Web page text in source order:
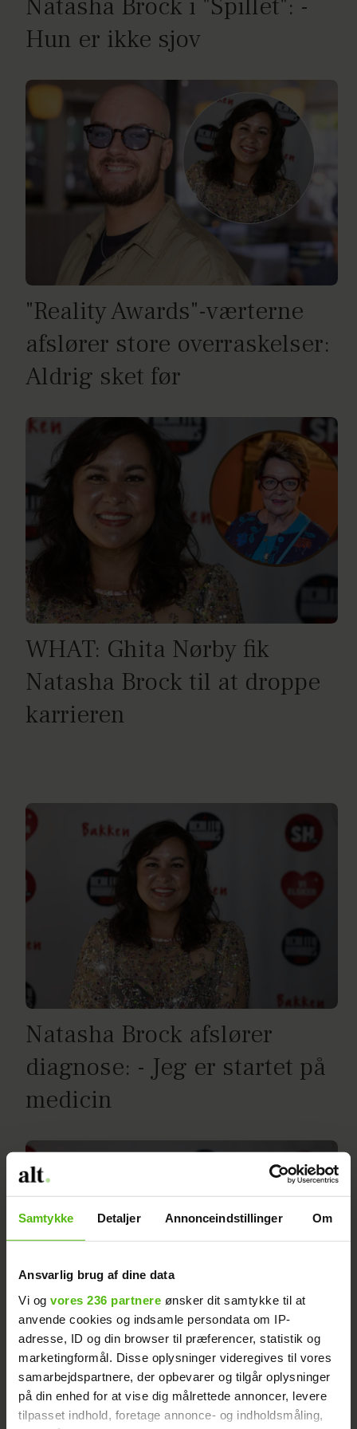
Samtykke Detaljer Annonceindstillinger Om
Ansvarlig brug af dine data
Vi og vores 236 partnere ønsker dit samtykke til at
anvende cookies og indsamle persondata om IP-
adresse, ID og din browser til præferencer, statistik og
marketingformål. Disse oplysninger videregives til vores
samarbejdspartnere, der opbevarer og tilgår oplysninger
på din enhed for at vise dig målrettede annoncer, levere
tilpasset indhold, foretage annonce- og indholdsmåling,
Natasha Brock i "Spillet": -
Hun er ikke sjov
"Reality Awards"-værterne
afslører store overraskelser:
Aldrig sket før
WHAT: Ghita Nørby fik
Natasha Brock til at droppe
karrieren
Natasha Brock afslører
diagnose: - Jeg er startet på
medicin
Natasha Brock scorer vildt
værtsjob